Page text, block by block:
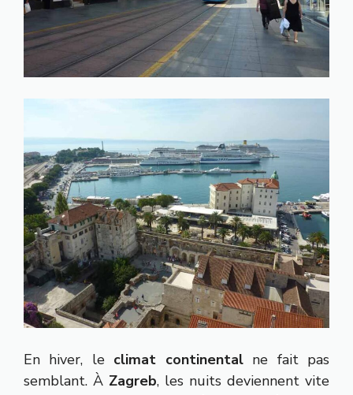
En hiver, le climat continentalne fait pas
semblant. À Zagreb, les nuits deviennent vite